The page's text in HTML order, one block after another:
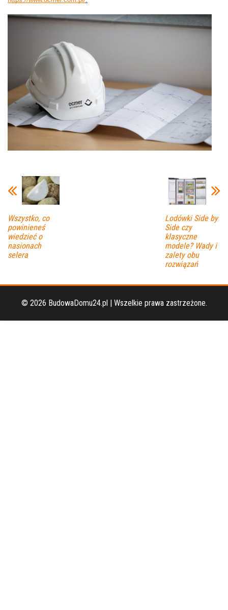
Wszystko, co
powinieneś
wiedzieć o
nasionach
selera
Lodówki Side by
Side czy
klasyczne
modele? Wady i
zalety obu
rozwiązań
© 2026 BudowaDomu24.pl | Wszelkie prawa zastrzeżone.